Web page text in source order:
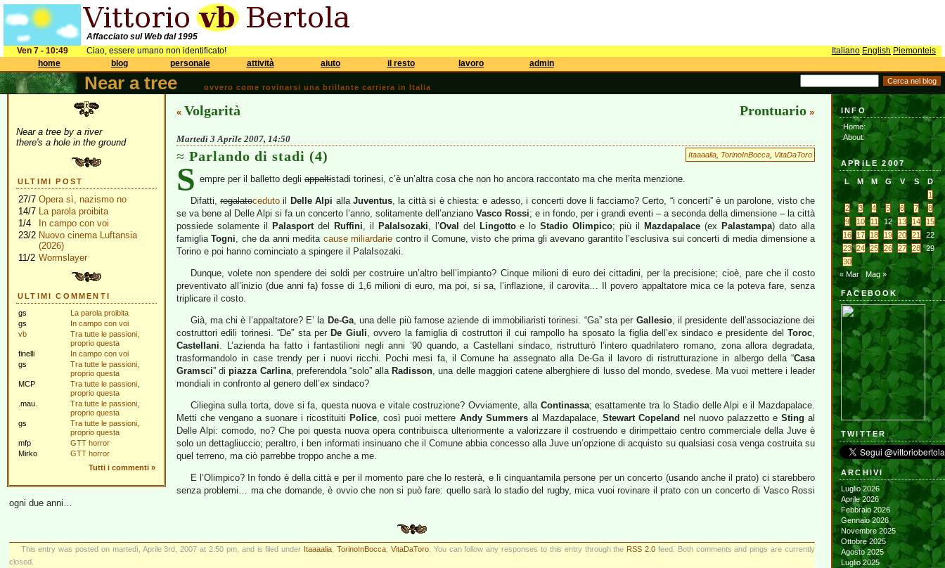
Affacciato sul Web dal 1995
Ven 7 - 10:49
Ciao, essere umano non identificato! Italiano English Piemonteis
home
blog personale attività aiuto il resto lavoro admin
Near a tree ovvero come rovinarsi una brillante carriera in Italia
Near a tree by a river
there's a hole in the ground
ULTIMI POST
27/7 Opera sì, nazismo no
14/7 La parola proibita
1/4
In campo con voi
23/2 Nuovo cinema Luftansia
(2026)
11/2 Wormslayer
ULTIMI COMMENTI
gs
La parola proibita
gs
In campo con voi
vb
Tra tutte le passioni,
proprio questa
finelli
In campo con voi
gs
Tra tutte le passioni,
proprio questa
MCP
Tra tutte le passioni,
proprio questa
.mau.
Tra tutte le passioni,
proprio questa
gs
Tra tutte le passioni,
proprio questa
mfp
GTT horror
Mirko
GTT horror
Tutti i commenti »
« Volgarità Prontuario »
Martedì 3 Aprile 2007, 14:50
Itaaaalia TorinoInBocca VitaDaToro
Parlando di stadi (4)
S empre per il balletto degli appaltistadi torinesi, c’è un’altra cosa che non ho ancora raccontato ma che merita menzione.
Difatti, regalatocedutoil Delle Alpi alla Juventus, la città si è chiesta: e adesso, i concerti dove li facciamo? Certo, “i concerti” è un parolone, visto che
se va bene al Delle Alpi si fa un concerto l’anno, solitamente dell’anziano Vasco Rossi; e in fondo, per i grandi eventi – a seconda della dimensione – la città
possiede solamente il
Palasportdel Ruffini, il PalaIsozaki, l’Oval del Lingottoe loStadio Olimpico; più il Mazdapalace (ex Palastampa) dato alla
famigliaTogni, che da anni medita cause miliardarie contro il Comune, visto che prima gli avevano garantito l’esclusiva sui concerti di media dimensione a
Torino e poi hanno cominciato a spingere il PalaIsozaki.
Dunque, volete non spendere dei soldi per costruire un’altro bell’impianto? Cinque milioni di euro dei cittadini, per la precisione; cioè, pare che il costo
preventivato all’inizio (due anni fa) fosse di 1,6 milioni di euro, ma poi, si sa, l’inflazione, il carovita… Il povero appaltatore mica ce la poteva fare, senza
triplicare il costo.
Già, ma chi è l’appaltatore? E’ la De-Ga, una delle più famose aziende di immobiliaristi torinesi. “Ga” sta per Gallesio, il presidente dell’associazione dei
costruttori edili torinesi. “De” sta per De Giuli, ovvero la famiglia di costruttori il cui rampollo ha sposato la figlia dell’ex sindaco e presidente delToroc,
Castellani. L’azienda ha fatto i fantastilioni negli anni ’90 quando, a Castellani sindaco, ristrutturò l’intero quadrilatero romano, zona allora degradata,
trasformandolo in case trendy per i nuovi ricchi. Pochi mesi fa, il Comune ha assegnato alla De-Ga il lavoro di ristrutturazione in albergo della “Casa
Gramsci” dipiazza Carlina, preferendola “solo” alla Radisson, una delle maggiori catene alberghiere di lusso del mondo, svedese. Ma vuoi mettere i leader
mondiali in confronto al genero dell’ex sindaco?
Ciliegina sulla torta, dove si fa, questa nuova e vitale costruzione? Ovviamente, alla Continassa; esattamente tra lo Stadio delle Alpi e il Mazdapalace.
Metti che vengano a suonare i ricostituiti Police, così puoi mettere Andy Summersal Mazdapalace, Stewart Copeland nel nuovo palazzetto e Sting al
Delle Alpi: comodo, no? Che poi questa nuova opera contribuisca ulteriormente a valorizzare il costruendo e dirimpettaio centro commerciale della Juve è
solo un dettagliuccio; peraltro, i ben informati insinuano che il Comune abbia concesso alla Juve un’opzione di acquisto su qualsiasi cosa venga costruita su
quel terreno, ma ciò parrebbe troppo anche a me.
E l’Olimpico? In fondo è della città e per il momento pare che lo resterà, e lì cinquantamila persone per un concerto (usando anche il prato) ci starebbero
senza problemi… ma che domande, è ovvio che non si può fare: quello sarà lo stadio del rugby, mica vuoi rovinare il prato con un concerto di Vasco Rossi
ogni due anni…
This entry was posted on martedì, Aprile 3rd, 2007 at 2:50 pm, and is filed under Itaaaalia TorinoInBocca, VitaDaToro. You can follow any responses to this entry through the RSS 2.0 feed. Both comments and pings are currently
closed.
INFO
:Home:
:About:
APRILE 2007
L M M G V S
D
1
2
3 4 5 6 7
8
9
10 11 12 13 14
15
16
17 18 19 20 21
22
23
24 25 26 27 28
29
30
« Mar
Mag »
FACEBOOK
TWITTER
ARCHIVI
Luglio 2026
Aprile 2026
Febbraio 2026
Gennaio 2026
Novembre 2025
Ottobre 2025
Agosto 2025
Luglio 2025